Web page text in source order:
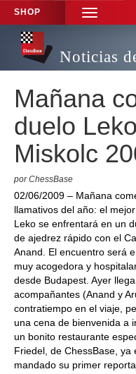
SHOP
TOGGLE
Noticias
Mañana
duelo
Miskolc
por ChessBase
02/06/2009 – Mañana
llamativos del año: el
Leko se enfrentará en un
de ajedrez rápido con el
Anand. El encuentro será
muy acogedora y
desde Budapest. Ayer
acompañantes (Anand y
contratiempo en el viaje,
una cena de bienvenida a
un bonito restaurante
Friedel, de ChessBase, ya
mandado su primer